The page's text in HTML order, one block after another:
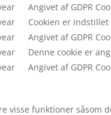
Angivet af GDPR
Cookien er
Angivet af GDPR
Denne cookie er
Angivet af GDPR
visse funktioner